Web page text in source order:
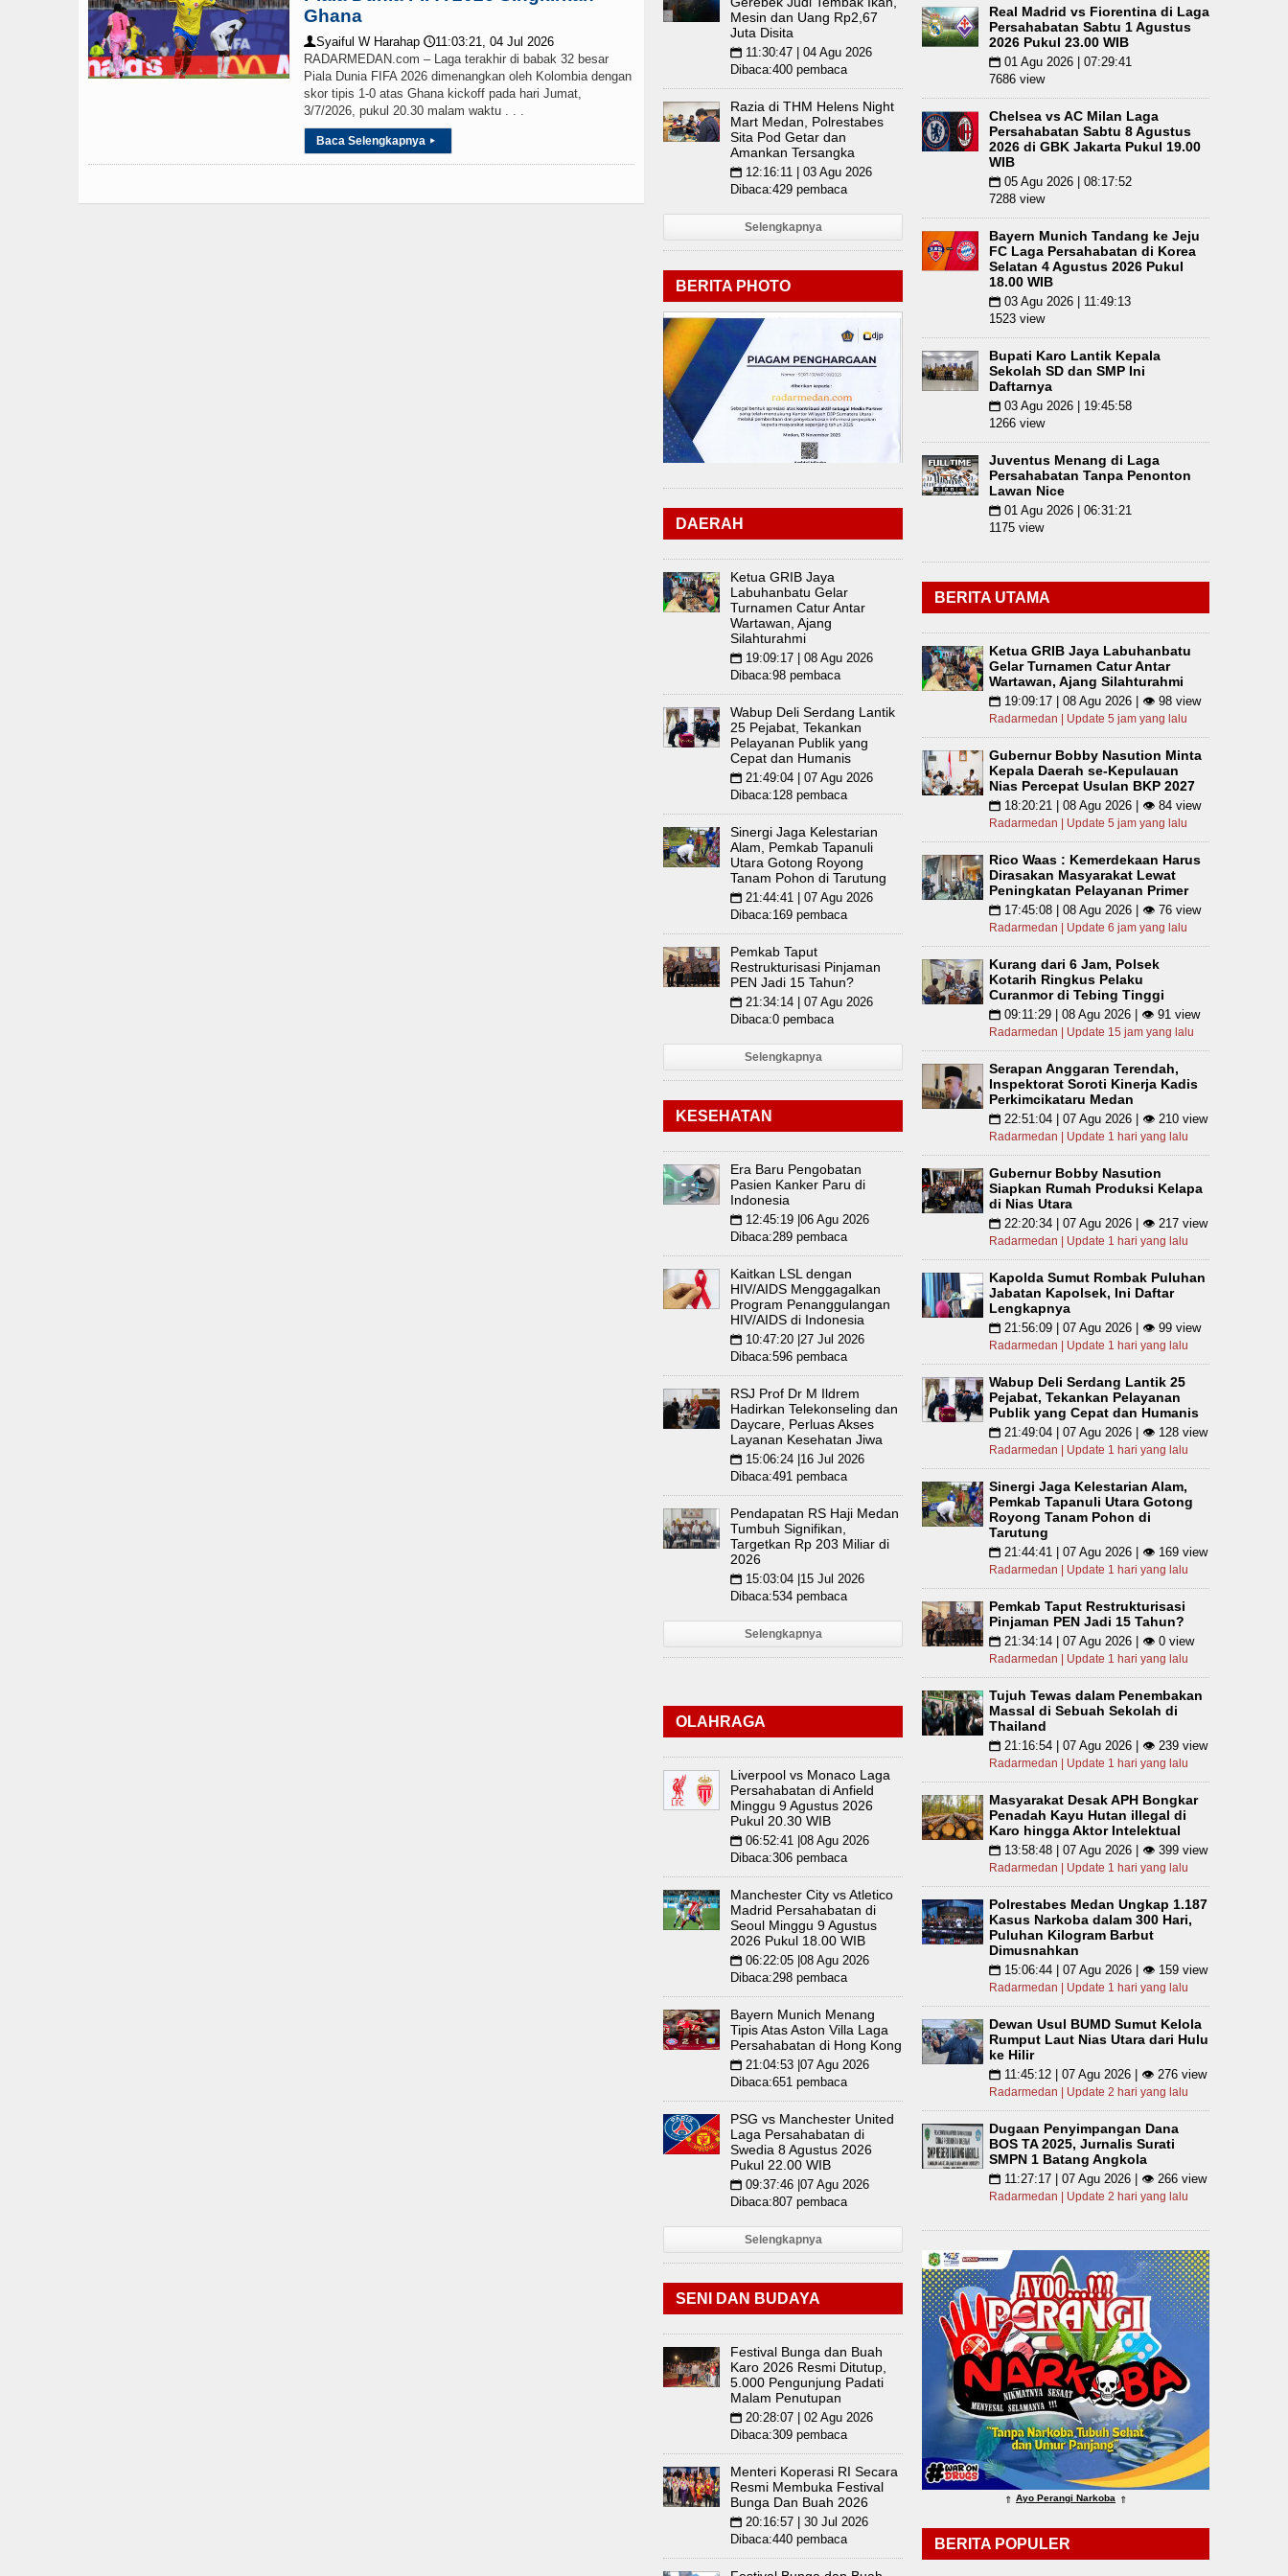
Wabup Deli Serdang Lantik 25 Pejabat, Tekankan Pelayanan Publik yang Cepat dan Humanis Ketua GRIB Jaya
Ghana
👤Syaiful W Harahap 🕔11:03:21, 04 Jul 2026
RADARMEDAN.com – Laga terakhir di babak 32 besar
Piala Dunia FIFA 2026 dimenangkan oleh Kolombia dengan
skor tipis 1-0 atas Ghana kickoff pada hari Jumat,
3/7/2026, pukul 20.30 malam waktu . . .
Baca Selengkapnya ▸
Mesin dan Uang Rp2,67
Juta Disita
📅 11:30:47 | 04 Agu 2026
Dibaca:400 pembaca
Razia di THM Helens Night
Mart Medan, Polrestabes
Sita Pod Getar dan
Amankan Tersangka
📅 12:16:11 | 03 Agu 2026
Dibaca:429 pembaca
Selengkapnya
BERITA PHOTO
DAERAH
Ketua GRIB Jaya
Labuhanbatu Gelar
Turnamen Catur Antar
Wartawan, Ajang
Silahturahmi
📅 19:09:17 | 08 Agu 2026
Dibaca:98 pembaca
Wabup Deli Serdang Lantik
25 Pejabat, Tekankan
Pelayanan Publik yang
Cepat dan Humanis
📅 21:49:04 | 07 Agu 2026
Dibaca:128 pembaca
Sinergi Jaga Kelestarian
Alam, Pemkab Tapanuli
Utara Gotong Royong
Tanam Pohon di Tarutung
📅 21:44:41 | 07 Agu 2026
Dibaca:169 pembaca
Pemkab Taput
Restrukturisasi Pinjaman
PEN Jadi 15 Tahun?
📅 21:34:14 | 07 Agu 2026
Dibaca:0 pembaca
Selengkapnya
KESEHATAN
Era Baru Pengobatan
Pasien Kanker Paru di
Indonesia
📅 12:45:19 |06 Agu 2026
Dibaca:289 pembaca
Kaitkan LSL dengan
HIV/AIDS Menggagalkan
Program Penanggulangan
HIV/AIDS di Indonesia
📅 10:47:20 |27 Jul 2026
Dibaca:596 pembaca
RSJ Prof Dr M Ildrem
Hadirkan Telekonseling dan
Daycare, Perluas Akses
Layanan Kesehatan Jiwa
📅 15:06:24 |16 Jul 2026
Dibaca:491 pembaca
Pendapatan RS Haji Medan
Tumbuh Signifikan,
Targetkan Rp 203 Miliar di
2026
📅 15:03:04 |15 Jul 2026
Dibaca:534 pembaca
Selengkapnya
OLAHRAGA
Liverpool vs Monaco Laga
Persahabatan di Anfield
Minggu 9 Agustus 2026
Pukul 20.30 WIB
📅 06:52:41 |08 Agu 2026
Dibaca:306 pembaca
Manchester City vs Atletico
Madrid Persahabatan di
Seoul Minggu 9 Agustus
2026 Pukul 18.00 WIB
📅 06:22:05 |08 Agu 2026
Dibaca:298 pembaca
Bayern Munich Menang
Tipis Atas Aston Villa Laga
Persahabatan di Hong Kong
📅 21:04:53 |07 Agu 2026
Dibaca:651 pembaca
PSG vs Manchester United
Laga Persahabatan di
Swedia 8 Agustus 2026
Pukul 22.00 WIB
📅 09:37:46 |07 Agu 2026
Dibaca:807 pembaca
Selengkapnya
SENI DAN BUDAYA
Festival Bunga dan Buah
Karo 2026 Resmi Ditutup,
5.000 Pengunjung Padati
Malam Penutupan
📅 20:28:07 | 02 Agu 2026
Dibaca:309 pembaca
Menteri Koperasi RI Secara
Resmi Membuka Festival
Bunga Dan Buah 2026
📅 20:16:57 | 30 Jul 2026
Dibaca:440 pembaca
Real Madrid vs Fiorentina di Laga
Persahabatan Sabtu 1 Agustus
2026 Pukul 23.00 WIB
📅 01 Agu 2026 | 07:29:41
7686 view
Chelsea vs AC Milan Laga
Persahabatan Sabtu 8 Agustus
2026 di GBK Jakarta Pukul 19.00
WIB
📅 05 Agu 2026 | 08:17:52
7288 view
Bayern Munich Tandang ke Jeju
FC Laga Persahabatan di Korea
Selatan 4 Agustus 2026 Pukul
18.00 WIB
📅 03 Agu 2026 | 11:49:13
1523 view
Bupati Karo Lantik Kepala
Sekolah SD dan SMP Ini
Daftarnya
📅 03 Agu 2026 | 19:45:58
1266 view
Juventus Menang di Laga
Persahabatan Tanpa Penonton
Lawan Nice
📅 01 Agu 2026 | 06:31:21
1175 view
BERITA UTAMA
Ketua GRIB Jaya Labuhanbatu
Gelar Turnamen Catur Antar
Wartawan, Ajang Silahturahmi
📅 19:09:17 | 08 Agu 2026 | 👁 98 view
Radarmedan | Update 5 jam yang lalu
Gubernur Bobby Nasution Minta
Kepala Daerah se-Kepulauan
Nias Percepat Usulan BKP 2027
📅 18:20:21 | 08 Agu 2026 | 👁 84 view
Radarmedan | Update 5 jam yang lalu
Rico Waas : Kemerdekaan Harus
Dirasakan Masyarakat Lewat
Peningkatan Pelayanan Primer
📅 17:45:08 | 08 Agu 2026 | 👁 76 view
Radarmedan | Update 6 jam yang lalu
Kurang dari 6 Jam, Polsek
Kotarih Ringkus Pelaku
Curanmor di Tebing Tinggi
📅 09:11:29 | 08 Agu 2026 | 👁 91 view
Radarmedan | Update 15 jam yang lalu
Serapan Anggaran Terendah,
Inspektorat Soroti Kinerja Kadis
Perkimcikataru Medan
📅 22:51:04 | 07 Agu 2026 | 👁 210 view
Radarmedan | Update 1 hari yang lalu
Gubernur Bobby Nasution
Siapkan Rumah Produksi Kelapa
di Nias Utara
📅 22:20:34 | 07 Agu 2026 | 👁 217 view
Radarmedan | Update 1 hari yang lalu
Kapolda Sumut Rombak Puluhan
Jabatan Kapolsek, Ini Daftar
Lengkapnya
📅 21:56:09 | 07 Agu 2026 | 👁 99 view
Radarmedan | Update 1 hari yang lalu
Wabup Deli Serdang Lantik 25
Pejabat, Tekankan Pelayanan
Publik yang Cepat dan Humanis
📅 21:49:04 | 07 Agu 2026 | 👁 128 view
Radarmedan | Update 1 hari yang lalu
Sinergi Jaga Kelestarian Alam,
Pemkab Tapanuli Utara Gotong
Royong Tanam Pohon di
Tarutung
📅 21:44:41 | 07 Agu 2026 | 👁 169 view
Radarmedan | Update 1 hari yang lalu
Pemkab Taput Restrukturisasi
Pinjaman PEN Jadi 15 Tahun?
📅 21:34:14 | 07 Agu 2026 | 👁 0 view
Radarmedan | Update 1 hari yang lalu
Tujuh Tewas dalam Penembakan
Massal di Sebuah Sekolah di
Thailand
📅 21:16:54 | 07 Agu 2026 | 👁 239 view
Radarmedan | Update 1 hari yang lalu
Masyarakat Desak APH Bongkar
Penadah Kayu Hutan illegal di
Karo hingga Aktor Intelektual
📅 13:58:48 | 07 Agu 2026 | 👁 399 view
Radarmedan | Update 1 hari yang lalu
Polrestabes Medan Ungkap 1.187
Kasus Narkoba dalam 300 Hari,
Puluhan Kilogram Barbut
Dimusnahkan
📅 15:06:44 | 07 Agu 2026 | 👁 159 view
Radarmedan | Update 1 hari yang lalu
Dewan Usul BUMD Sumut Kelola
Rumput Laut Nias Utara dari Hulu
ke Hilir
📅 11:45:12 | 07 Agu 2026 | 👁 276 view
Radarmedan | Update 2 hari yang lalu
Dugaan Penyimpangan Dana
BOS TA 2025, Jurnalis Surati
SMPN 1 Batang Angkola
📅 11:27:17 | 07 Agu 2026 | 👁 266 view
Radarmedan | Update 2 hari yang lalu
⇑ Ayo Perangi Narkoba ⇑
BERITA POPULER